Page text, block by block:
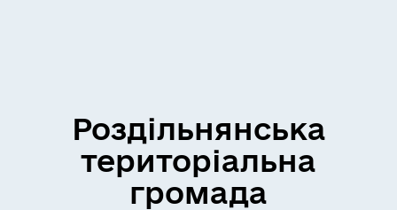
Роздільнянська
територіальна
громада